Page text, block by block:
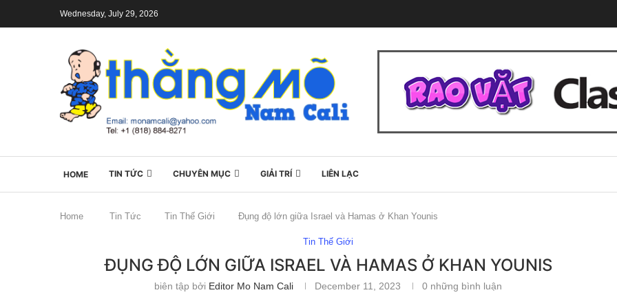
Wednesday, July 29, 2026
HOME TIN TỨC CHUYÊN MỤC GIẢI TRÍ LIÊN LẠC
Home Tin Tức Tin Thế Giới Đụng độ lớn giữa Israel và Hamas ở Khan Younis
Tin Thế Giới
ĐỤNG ĐỘ LỚN GIỮA ISRAEL VÀ HAMAS Ở KHAN YOUNIS
biên tập bởi Editor Mo Nam Cali December 11, 2023 0 những bình luận